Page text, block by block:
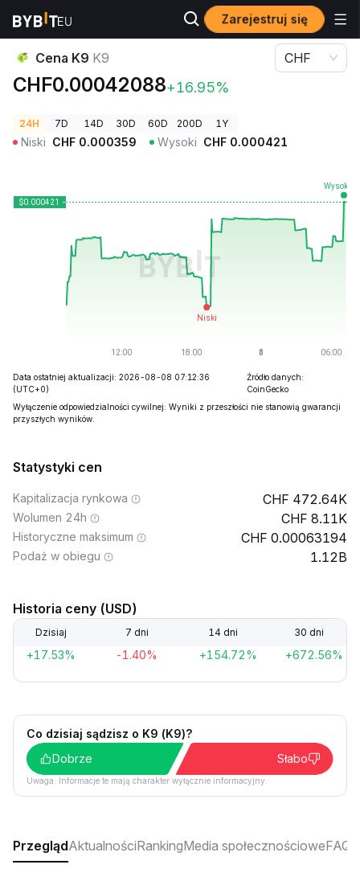
Zarejestruj się
Ceny kryptowalut
Cena K9 K9
CHF0.00042088+16.95%
CHF
24H 7D 14D 30D 60D 200D 1Y
Niski CHF 0.000359 Wysoki CHF 0.000421
Data ostatniej aktualizacji: 2026-08-08 07:12:36
(UTC+0)
Źródło danych:
CoinGecko
Wyłączenie odpowiedzialności cywilnej: Wyniki z przeszłości nie stanowią gwarancji
przyszłych wyników.
Statystyki cen
Kapitalizacja rynkowa 472.64K
Wolumen 24h 8.11K
Historyczne maksimum 0.00063194
Podaż w obiegu 1.12B
Historia ceny (USD)
Dzisiaj 7 dni 14 dni 30 dni
+17.53% -1.40% +154.72% +672.56%
Co dzisiaj sądzisz o K9 (K9)?
Dobrze
Słabo
Uwaga: Informacje te mają charakter wyłącznie informacyjny.
PrzeglądAktualnościRankingMedia społecznościoweFAQ